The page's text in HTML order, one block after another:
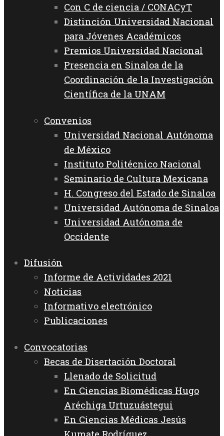
Con C de ciencia / CONACyT
Distinción Universidad Nacional
para Jóvenes Académicos
Premios Universidad Nacional
Presencia en Sinaloa de la
Coordinación de la Investigación
Científica de la UNAM
Convenios
Universidad Nacional Autónoma
de México
Instituto Politécnico Nacional
Seminario de Cultura Mexicana
H. Congreso del Estado de Sinaloa
Universidad Autónoma de Sinaloa
Universidad Autónoma de
Occidente
Difusión
Informe de Actividades 2021
Noticias
Informativo electrónico
Publicaciones
Convocatorias
Becas de Disertación Doctoral
Llenado de Solicitud
En Ciencias Biomédicas Hugo
Aréchiga Urtuzuástegui
En Ciencias Médicas Jesús